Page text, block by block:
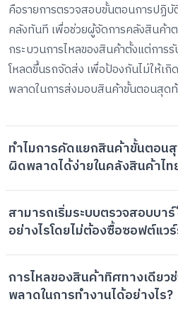
คือรายการตรวจสอบขั้นตอนการปฏิ
คลังทันที เพื่อช่วยผู้จัดการคลังสินค้า
กระบวนการไหลของสินค้าตั้งแต่การ
โหลดขึ้นรถจัดส่ง เพื่อป้องกันไม่ให้เ
พลาดในการส่งมอบสินค้าขั้นตอนสุด
ทำไมการคัดแยกสินค้าขั้นตอน
ผิดพลาดได้ง่ายในคลังสินค้าไท
สามารถเริ่มระบบตรวจสอบบา
อย่างไรโดยไม่ต้องซื้อซอฟต์แว
การไหลของสินค้าทิศทางเดียว
พลาดในการทำงานได้อย่างไร?